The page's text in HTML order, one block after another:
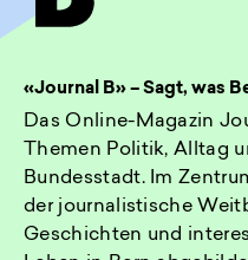
«Journal B» – Sagt, was
Das Online-Magazin
Themen Politik, Alltag
Bundesstadt. Im
der journalistische
Geschichten und